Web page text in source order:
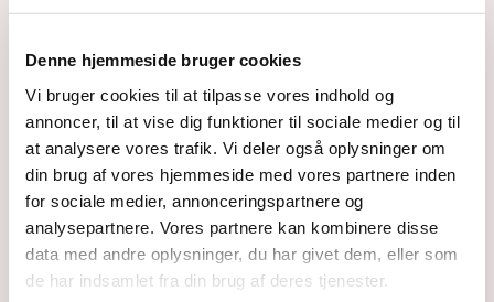
Denne hjemmeside bruger cookies
Vi bruger cookies til at tilpasse vores indhold og
annoncer, til at vise dig funktioner til sociale medier og til
at analysere vores trafik. Vi deler også oplysninger om
din brug af vores hjemmeside med vores partnere inden
for sociale medier, annonceringspartnere og
analysepartnere. Vores partnere kan kombinere disse
data med andre oplysninger, du har givet dem, eller som
de har indsamlet fra din brug af deres tjenester.
Rå Krystaller
Polerede Krystaller
Sommerfugle og kvindekroppe
Søheste, delfiner, fisk og skildpadder
Feer og drager
Måner, stjerner og kuber
Kranier og græskar
Gua Sha og Worrystone
Lommesten
Palmstone